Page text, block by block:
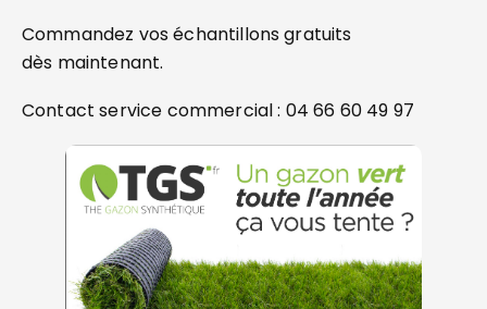
Commandez vos échantillons gratuits
dès maintenant.
Contact service commercial : 04 66 60 49 97